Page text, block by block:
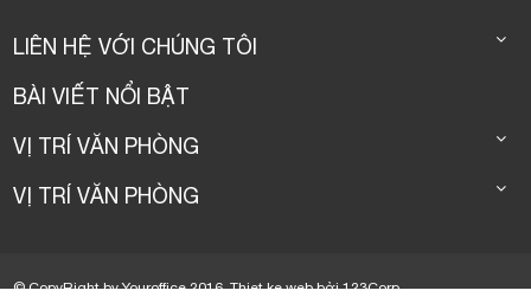
LIÊN HỆ VỚI CHÚNG TÔI
BÀI VIẾT NỔI BẬT
VỊ TRÍ VĂN PHÒNG
VỊ TRÍ VĂN PHÒNG
© CopyRight by Youroffice 2016.Thiet ke webbởi123Corp